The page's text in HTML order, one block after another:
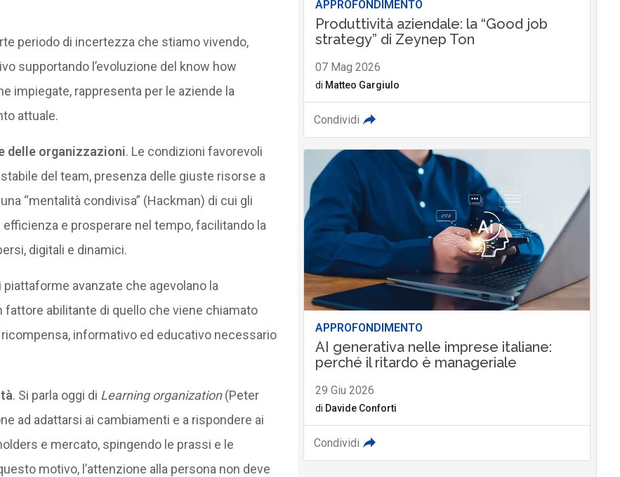
periodo di incertezza che stiamo vivendo,
supportando l’evoluzione del know how
impiegate, rappresenta per le aziende la
attuale.
delle organizzazioni. Le condizioni favorevoli
del team, presenza delle giuste risorse a
“mentalità condivisa” (Hackman) di cui gli
e prosperare nel tempo, facilitando la
digitali e dinamici.
piattaforme avanzate che agevolano la
abilitante di quello che viene chiamato
informativo ed educativo necessario
. Si parla oggi di Learning organization(Peter
ad adattarsi ai cambiamenti e a rispondere ai
e mercato, spingendo le prassi e le
motivo, l’attenzione alla persona non deve
APPROFONDIMENTO
Produttività aziendale: la “Good job
strategy” di Zeynep Ton
07 Mag 2026
di Matteo Gargiulo
Condividi
APPROFONDIMENTO
AI generativa nelle imprese italiane:
perché il ritardo è manageriale
29 Giu 2026
di Davide Conforti
Condividi